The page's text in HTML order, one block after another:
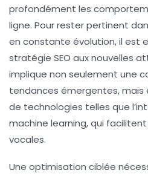
profondément les
ligne. Pour rester pertinent
en constante évolution, il est
stratégie SEO aux nouvelles
implique non seulement une
tendances émergentes, mais
de technologies telles que l’
machine learning, qui
vocales.
Une optimisation ciblée